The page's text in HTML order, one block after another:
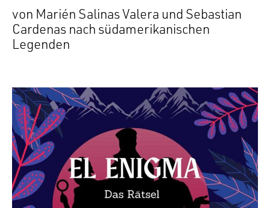
von Marién Salinas Valera und Sebastian
Cardenas nach südamerikanischen
Legenden